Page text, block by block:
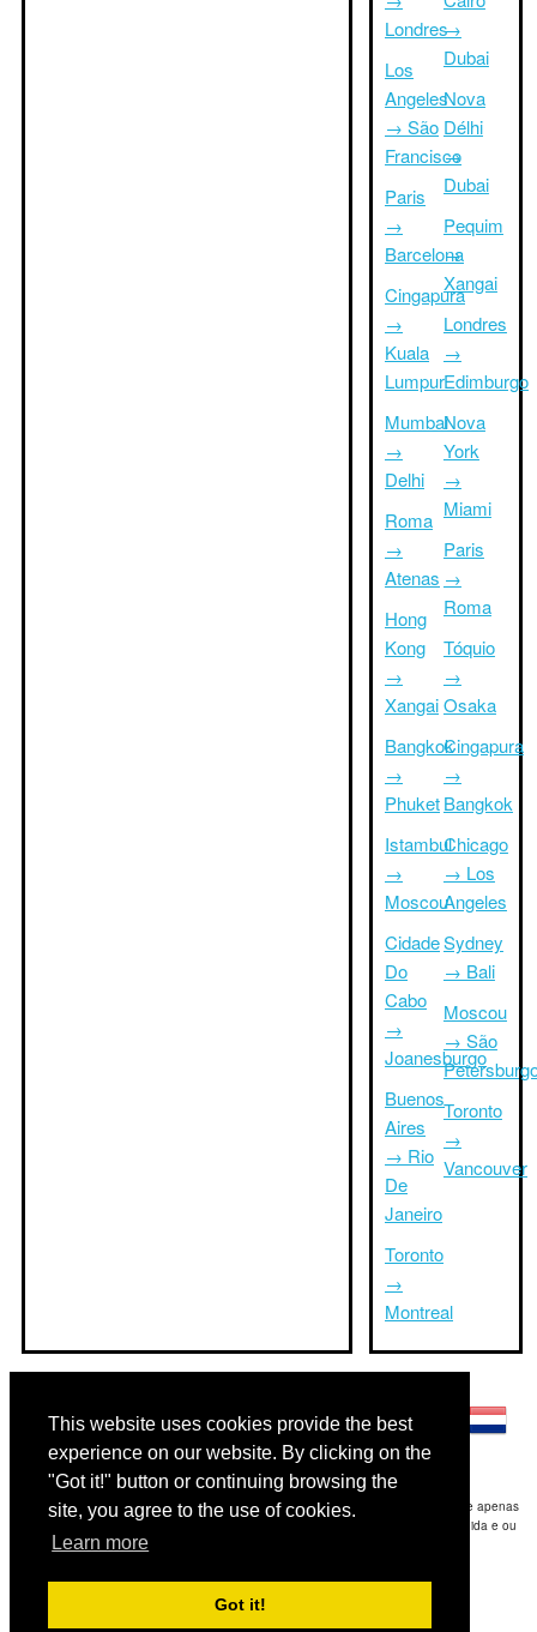
This website uses cookies provide the best
experience on our website. By clicking on the
"Got it!" button or continuing browsing the
site, you agree to the use of cookies.
Learn more
Got it!
Londres
Los
Angeles
→ São
Francisco
Paris
→
Barcelona
Cingapura
→
Kuala
Lumpur
Mumbai
→
Delhi
Roma
→
Atenas
Hong
Kong
→
Xangai
Bangkok
→
Phuket
Istambul
→
Moscou
Cidade
Do
Cabo
→
Joanesburgo
Buenos
Aires
→ Rio
De
Janeiro
Toronto
→
Montreal
→
Dubai
Nova
Délhi
→
Dubai
Pequim
→
Xangai
Londres
→
Edimburgo
Nova
York
→
Miami
Paris
→
Roma
Tóquio
→
Osaka
Cingapura
→
Bangkok
Chicago
→ Los
Angeles
Sydney
→ Bali
Moscou
→ São
Toronto
→
Vancouver
Disclaimer: As informações apresentadas neste site é a nossa melhor estimativa e apenas
para sua referência.Triptimeto.com não se responsabiliza por qualquer atraso de ida e ou
consequentes danos / resultou das informações fornecidas.
Copyright 2015-2026
Contact Usfor feedback.